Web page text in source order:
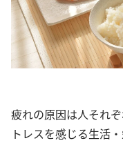
疲れの原因は人それ
トレスを感じる生活